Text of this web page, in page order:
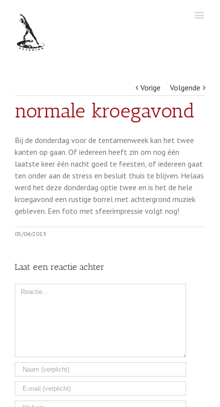
Vorige Volgende
normale kroegavond
Bij de donderdag voor de tentamenweek kan het twee
kanten op gaan. Of iedereen heeft zin om nog één
laatste keer één nacht goed te feesten, of iedereen gaat
ten onder aan de stress en besluit thuis te blijven. Helaas
werd het deze donderdag optie twee en is het de hele
kroegavond een rustige borrel met achtergrond muziek
gebleven. Een foto met sfeerimpressie volgt nog!
05/04/2013
Laat een reactie achter
Comment